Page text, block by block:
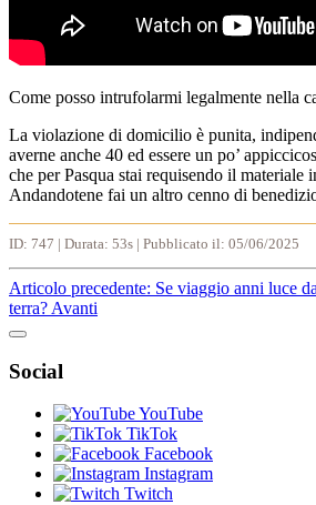
Come posso intrufolarmi legalmente nella
La violazione di domicilio è punita,
averne anche 40 ed essere un po’
che per Pasqua stai requisendo il
Andandotene fai un altro cenno di
ID: 747 | Durata: 53s | Pubblicato il: 05/06/2025
Articolo precedente: Se viaggio anni luce
terra? Avanti
Social
YouTube
TikTok
Facebook
Instagram
Twitch